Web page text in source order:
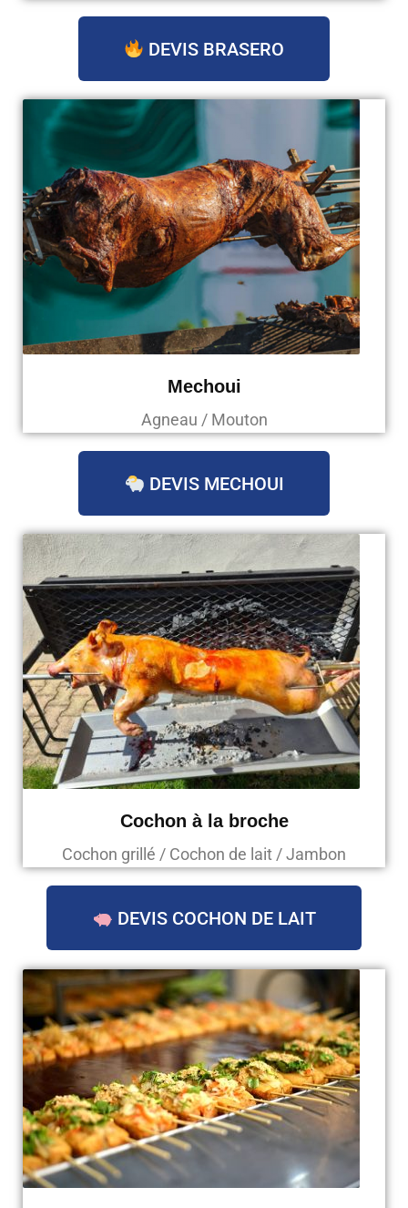
DEVIS BRASERO
Mechoui
Agneau / Mouton
DEVIS MECHOUI
Cochon à la broche
Cochon grillé / Cochon de lait / Jambon
DEVIS COCHON DE LAIT